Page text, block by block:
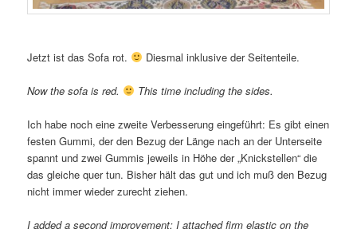
Jetzt ist das Sofa rot. Diesmal inklusive der Seitenteile.
Now the sofa is red. This time including the sides.
Ich habe noch eine zweite Verbesserung eingeführt: Es gibt einen
festen Gummi, der den Bezug der Länge nach an der Unterseite
spannt und zwei Gummis jeweils in Höhe der „Knickstellen“ die
das gleiche quer tun. Bisher hält das gut und ich muß den Bezug
nicht immer wieder zurecht ziehen.
I added a second improvement: I attached firm elastic on the